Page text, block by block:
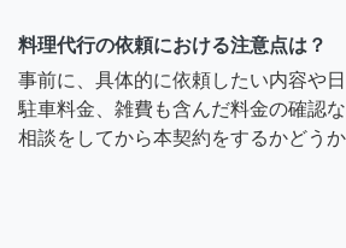
料理代行の依頼における注意点は？
事前に、具体的に依頼したい内容や
駐車料金、雑費も含んだ料金の確認
相談をしてから本契約をするかどうか